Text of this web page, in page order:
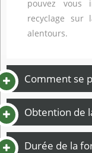
pouvez vous
recyclage sur
alentours.
Comment se
Obtention de
Durée de la